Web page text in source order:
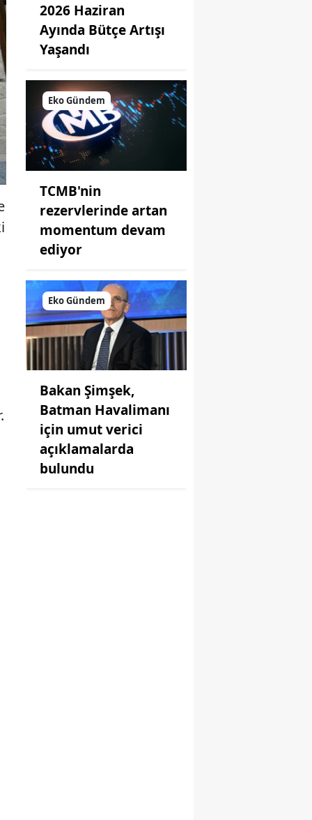
2026 Haziran
Ayında Bütçe Artışı
Yaşandı
Eko Gündem
TCMB'nin
rezervlerinde artan
momentum devam
ediyor
Eko Gündem
Bakan Şimşek,
Batman Havalimanı
için umut verici
açıklamalarda
bulundu